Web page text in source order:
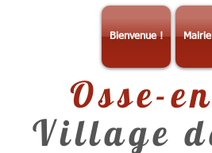
Bienvenue ! Mairie
Osse-
Village